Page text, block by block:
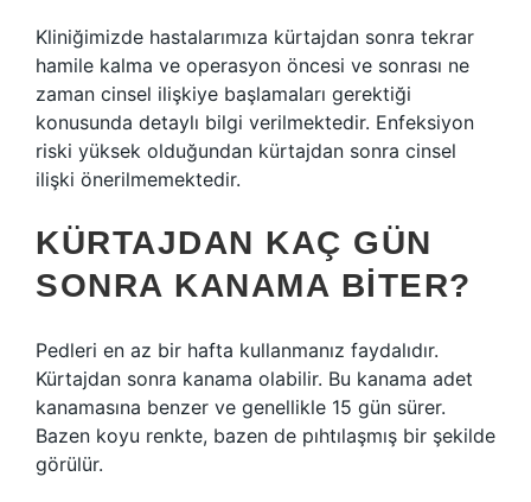
Kliniğimizde hastalarımıza kürtajdan sonra tekrar
hamile kalma ve operasyon öncesi ve sonrası ne
zaman cinsel ilişkiye başlamaları gerektiği
konusunda detaylı bilgi verilmektedir. Enfeksiyon
riski yüksek olduğundan kürtajdan sonra cinsel
ilişki önerilmemektedir.
KÜRTAJDAN KAÇ GÜN
SONRA KANAMA BITER?
Pedleri en az bir hafta kullanmanız faydalıdır.
Kürtajdan sonra kanama olabilir. Bu kanama adet
kanamasına benzer ve genellikle 15 gün sürer.
Bazen koyu renkte, bazen de pıhtılaşmış bir şekilde
görülür.